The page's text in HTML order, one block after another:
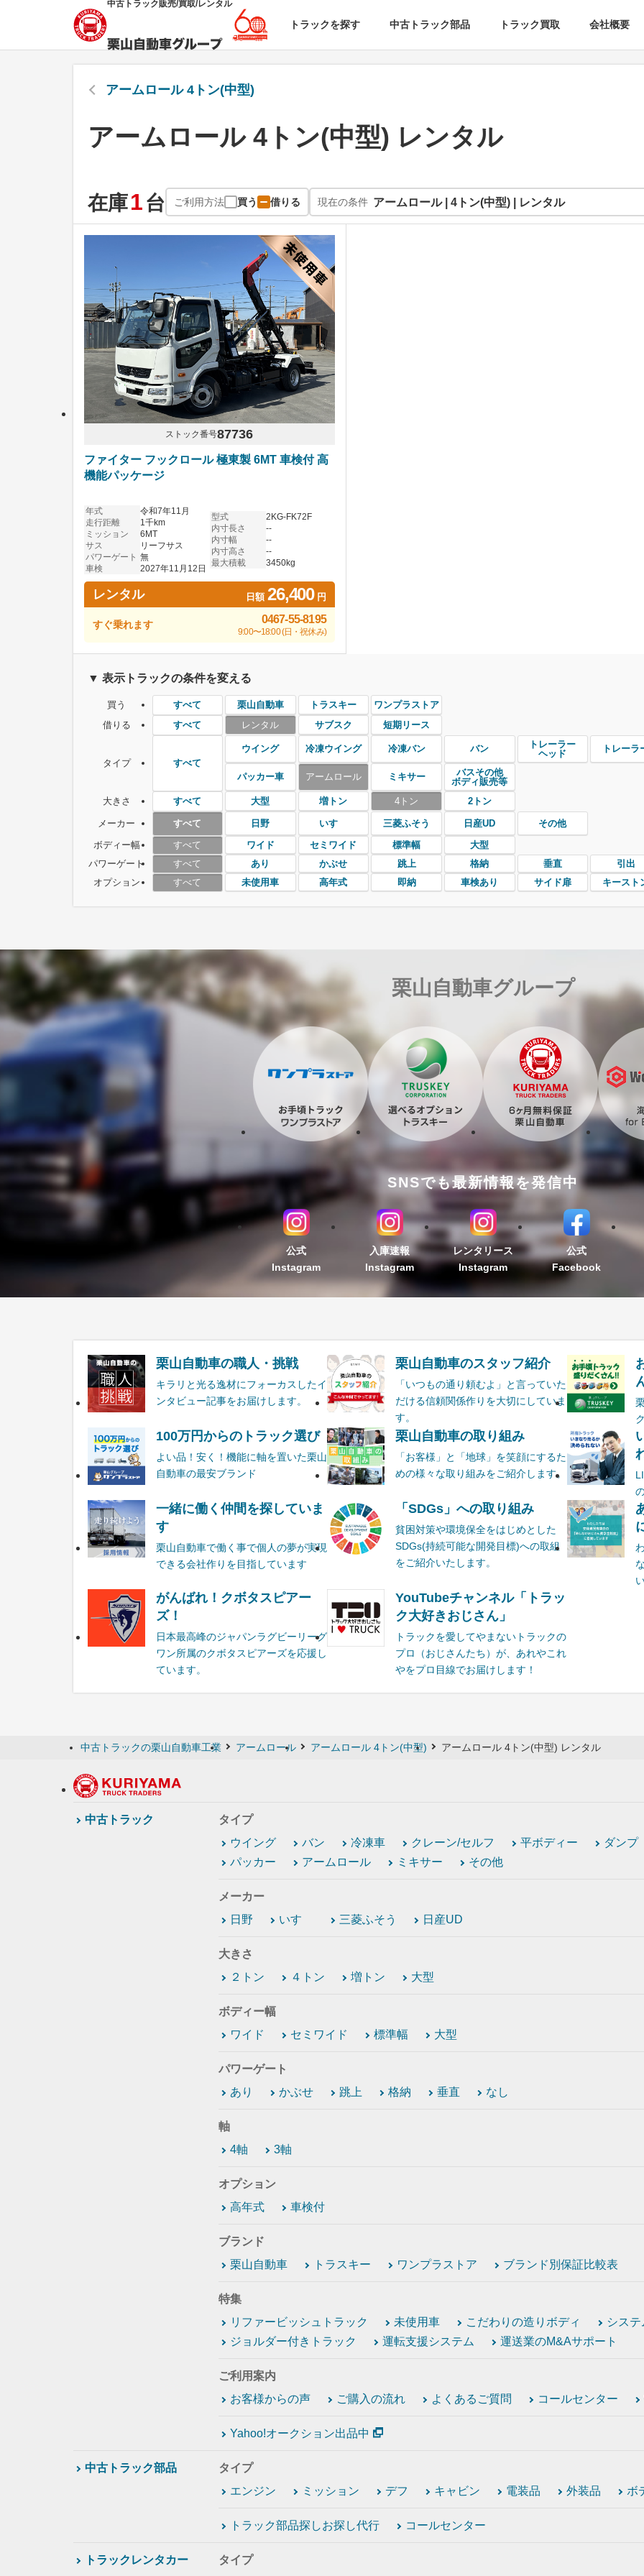
中古トラック販売/買取/レンタル
トラックを探す 中古トラック部品 トラック買取 会社概要
アームロール 4トン(中型)
アームロール 4トン(中型) レンタル
在庫1台 ご利用方法 買う 借りる 現在の条件 アームロール | 4トン(中型) | レンタル
ストック番号87736
ファイター フックロール 極東製 6MT 車検付 高
機能パッケージ
年式
令和7年11月
走行距離
1千km
ミッション
6MT
サス
リーフサス
パワーゲート 無
車検
2027年11月12日
型式
2KG-FK72F
内寸長さ
--
内寸幅
--
内寸高さ
--
最大積載
3450kg
レンタル 日額26,400円
すぐ乗れます 0467-55-8195
9:00〜18:00 (日・祝休み)
▼ 表示トラックの条件を変える
買う すべて 栗山自動車 トラスキー
ワンプラストア
借りる
すべて レンタル サブスク 短期リース
タイプ すべて
ウイング 冷凍ウイング 冷凍バン バン
トレーラー
ヘッド
トレーラ
パッカー車 アームロール ミキサー
バスその他
ボディ販売等
大きさ
すべて 大型 増トン 4トン 2トン
メーカー すべて 日野 いすゞ 三菱ふそう 日産UD
その他
ボディー幅
すべて ワイド セミワイド 標準幅
大型
パワーゲート
すべて あり かぶせ 跳上 格納 垂直 引出
オプション
すべて 未使用車 高年式 即納 車検あり サイド扉 キースト
栗山自動車グループ
SNSでも最新情報を発信中
公式
Instagram
入庫速報
Instagram
レンタリース
Instagram
公式
Facebook
栗山自動車の職人・挑戦
キラリと光る逸材にフォーカスしたイ
ンタビュー記事をお届けします。
栗山自動車のスタッフ紹介
「いつもの通り頼むよ」と言っていた
だける信頼関係作りを大切にしていま
す。
100万円からのトラック選び
よい品！安く！機能に軸を置いた栗山
自動車の最安ブランド
栗山自動車の取り組み
「お客様」と「地球」を笑顔にするた
めの様々な取り組みをご紹介します。
一緒に働く仲間を探していま
す
栗山自動車で働く事で個人の夢が実現
できる会社作りを目指しています
「SDGs」への取り組み
貧困対策や環境保全をはじめとした
SDGs(持続可能な開発目標)への取組
をご紹介いたします。
がんばれ！クボタスピアー
ズ！
日本最高峰のジャパンラグビーリーグ
ワン所属のクボタスピアーズを応援し
ています。
YouTubeチャンネル「トラッ
ク大好きおじさん」
トラックを愛してやまないトラックの
プロ（おじさんたち）が、あれやこれ
やをプロ目線でお届けします！
中古トラックの栗山自動車工業 アームロール アームロール 4トン(中型) アームロール 4トン(中型) レンタル
中古トラック
タイプ
ウイング
バン 冷凍車 クレーン/セルフ 平ボディー ダンプ
パッカー
アームロール ミキサー その他
メーカー
日野
いすゞ 三菱ふそう 日産UD
大きさ
２トン
４トン 増トン 大型
ボディー幅
ワイド
セミワイド 標準幅 大型
パワーゲート
あり
かぶせ 跳上 格納 垂直 なし
軸
4軸
3軸
オプション
高年式
車検付
ブランド
栗山自動車
トラスキー ワンプラストア ブランド別保証比較表
特集
リファービッシュトラック
未使用車 こだわりの造りボディ
シス
ジョルダー付きトラック
運転支援システム 運送業のM&Aサポート
ご利用案内
お客様からの声
ご購入の流れ よくあるご質問 コールセンター
Yahoo!オークション出品中
中古トラック部品
タイプ
エンジン
ミッション デフ キャビン 電装品 外装品 ボ
トラック部品探しお探し代行 コールセンター
トラックレンタカー タイプ